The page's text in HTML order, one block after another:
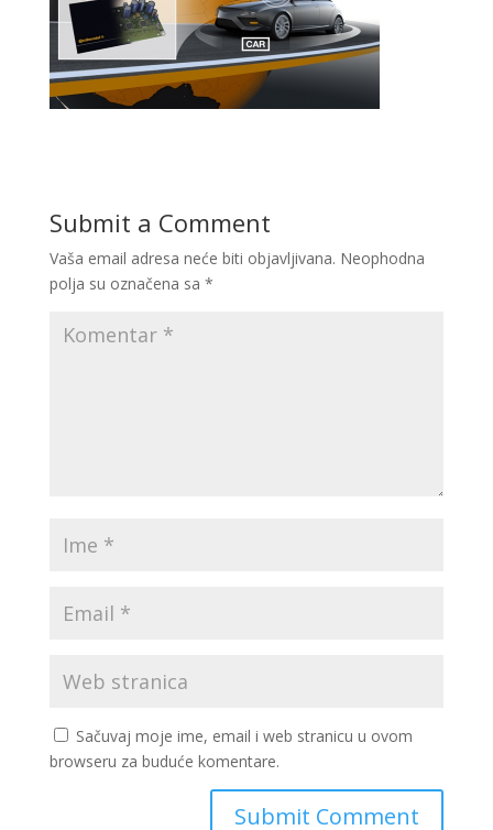
Submit a Comment
Vaša email adresa neće biti objavljivana. Neophodna
polja su označena sa *
Sačuvaj moje ime, email i web stranicu u ovom
browseru za buduće komentare.